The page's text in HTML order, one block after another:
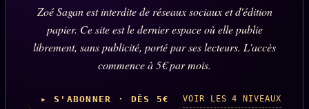
Zoé Sagan est interdite de réseaux sociaux et d'édition
papier. Ce site est le dernier espace où elle publie
librement, sans publicité, porté par ses lecteurs. L'accès
commence à 5€ par mois.
▸ S'ABONNER · DÈS 5€ VOIR LES 4 NIVEAUX